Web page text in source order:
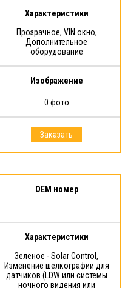
Характеристики
Прозрачное, VIN окно,
Дополнительное
оборудование
Изображение
0 фото
Заказать
OEM номер
Характеристики
Зеленое - Solar Control,
Изменение шелкографии для
датчиков (LDW или системы
ночного видения или